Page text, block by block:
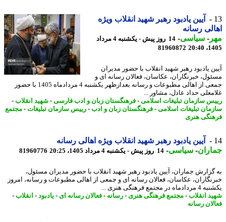
آیین یادبود رهبر شهید انقلاب ویژه
رسانه
-سیاسی-
14 روز پیش - یکشنبه 4 مرداد
81960872
یادبود رهبر شهید انقلاب با حضور مدیران
خبرنگاران، عکاسان، فعالان رسانه ای و
جمعی از اهالی مطبوعات و رسانه بعدازظهر یکشنبه 4 مردادماه 1405 با حضور
حداد عادل، مشاور ...
سازمان تبلیغات اسلامی-فرهنگستان زبان و ادب فارسی -شهید انقلاب-
تبلیغات اسلامی-فرهنگستان زبان و ادب -رییس سازمان تبلیغات-مجتمع
هنری
آیین یادبود رهبر شهید انقلاب ویژه اهالی رسانه
- سیاسی-14 روز پیش - یکشنبه 4 مرداد 1405، 20:25 81960776
جماران، آیین یادبود رهبر شهید انقلاب با حضور مدیران مسئول،
عکاسان، فعالان رسانه ای و جمعی از اهالی مطبوعات و رسانه، امروز
در مجتمع فرهنگی هنری ...
انقلاب-مجتمع فرهنگی هنری- رسانه-فعالان رسانه ای- یادبود-انقلاب-
رسانه